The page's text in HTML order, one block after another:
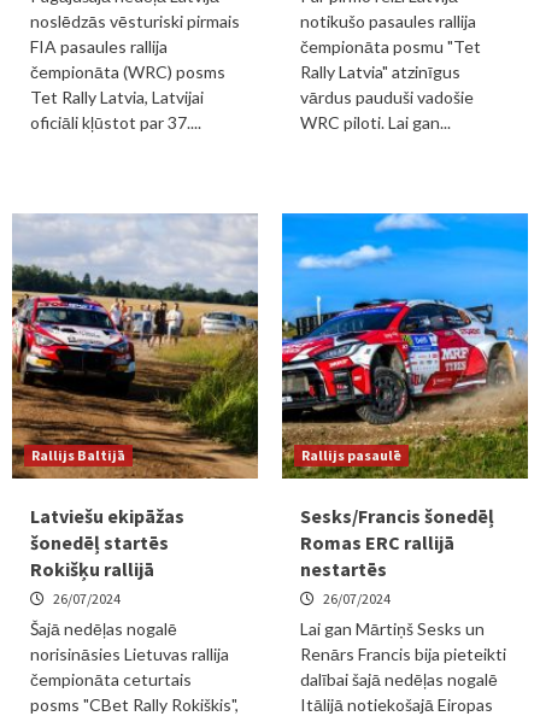
noslēdzās vēsturiski pirmais
FIA pasaules rallija
čempionāta (WRC) posms
Tet Rally Latvia, Latvijai
oficiāli kļūstot par 37....
notikušo pasaules rallija
čempionāta posmu "Tet
Rally Latvia" atzinīgus
vārdus pauduši vadošie
WRC piloti. Lai gan...
Rallijs Baltijā
Latviešu ekipāžas
šonedēļ startēs
Rokišķu rallijā
26/07/2024
Šajā nedēļas nogalē
norisināsies Lietuvas rallija
čempionāta ceturtais
posms "CBet Rally Rokiškis",
Rallijs pasaulē
Sesks/Francis šonedēļ
Romas ERC rallijā
nestartēs
26/07/2024
Lai gan Mārtiņš Sesks un
Renārs Francis bija pieteikti
dalībai šajā nedēļas nogalē
Itālijā notiekošajā Eiropas